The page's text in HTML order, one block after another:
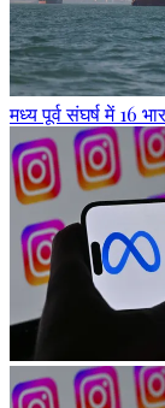
मध्य पूर्व संघर्ष में 16